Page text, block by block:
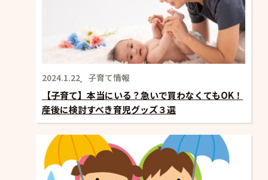
2024.1.22 子育て情報
【子育て】本当にいる？急いで買わなくてもOK！
産後に検討すべき育児グッズ３選